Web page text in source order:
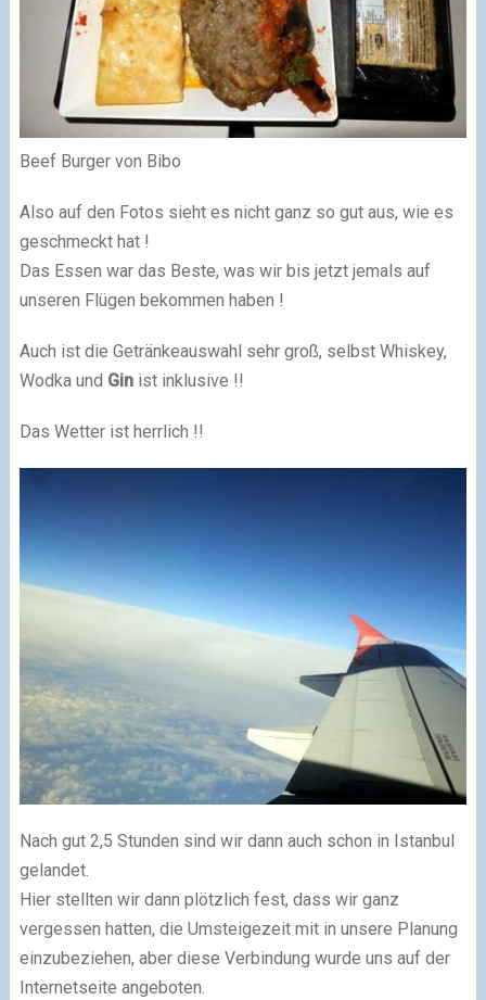
Beef Burger von Bibo
Also auf den Fotos sieht es nicht ganz so gut aus, wie es
geschmeckt hat !
Das Essen war das Beste, was wir bis jetzt jemals auf
unseren Flügen bekommen haben !
Auch ist die Getränkeauswahl sehr groß, selbst Whiskey,
Wodka und Ginist inklusive !!
Das Wetter ist herrlich !!
Nach gut 2,5 Stunden sind wir dann auch schon in Istanbul
gelandet.
Hier stellten wir dann plötzlich fest, dass wir ganz
vergessen hatten, die Umsteigezeit mit in unsere Planung
einzubeziehen, aber diese Verbindung wurde uns auf der
Internetseite angeboten.